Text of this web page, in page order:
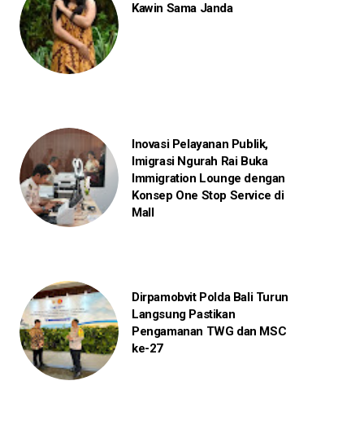
Kawin Sama Janda
Inovasi Pelayanan Publik,
Imigrasi Ngurah Rai Buka
Immigration Lounge dengan
Konsep One Stop Service di
Mall
Dirpamobvit Polda Bali Turun
Langsung Pastikan
Pengamanan TWG dan MSC
ke-27